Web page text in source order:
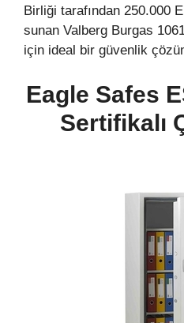
Birliği tarafından 250.000
sunan Valberg Burgas
için ideal bir güvenlik
Eagle Safes
Sertifikalı